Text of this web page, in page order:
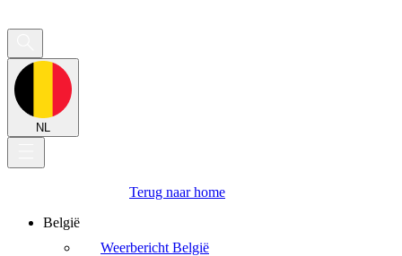
NL
Terug naar home
België
Weerbericht België